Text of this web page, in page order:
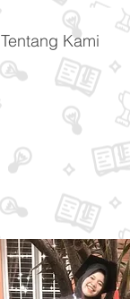
Tentang Kami